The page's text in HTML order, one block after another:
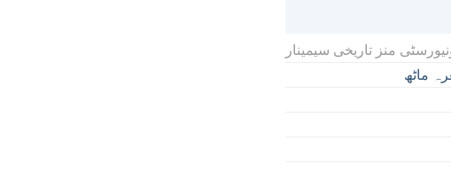
منز تاریخی سیمینار
ماٹھ